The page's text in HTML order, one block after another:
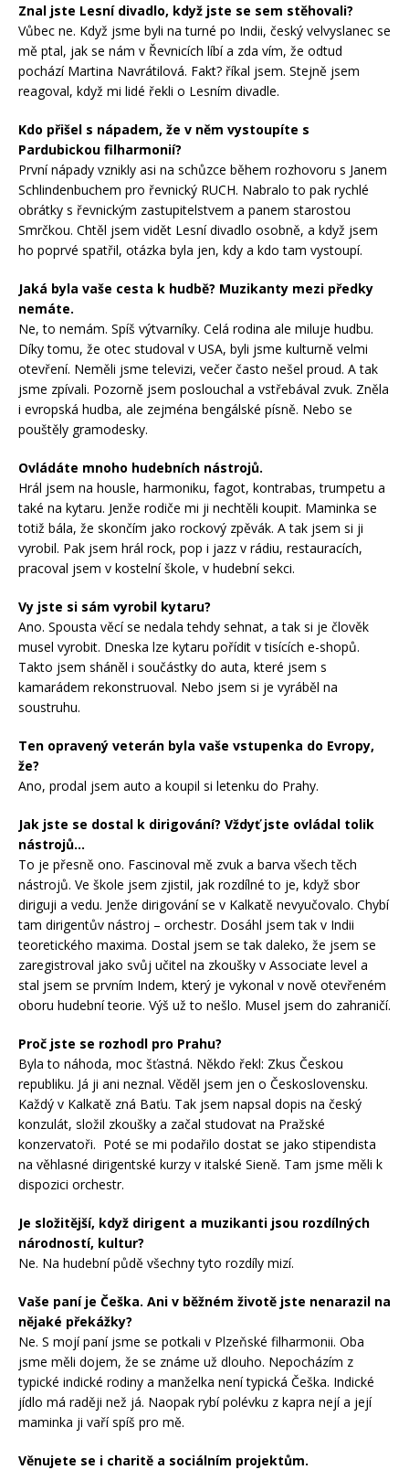
Znal jste Lesní divadlo, když jste se sem stěhovali?
Vůbec ne. Když jsme byli na turné po Indii, český velvyslanec se
mě ptal, jak se nám v Řevnicích líbí a zda vím, že odtud
pochází Martina Navrátilová. Fakt? říkal jsem. Stejně jsem
reagoval, když mi lidé řekli o Lesním divadle.
Kdo přišel s nápadem, že v něm vystoupíte s
Pardubickou filharmonií?
První nápady vznikly asi na schůzce během rozhovoru s Janem
Schlindenbuchem pro řevnický RUCH. Nabralo to pak rychlé
obrátky s řevnickým zastupitelstvem a panem starostou
Smrčkou. Chtěl jsem vidět Lesní divadlo osobně, a když jsem
ho poprvé spatřil, otázka byla jen, kdy a kdo tam vystoupí.
Jaká byla vaše cesta k hudbě? Muzikanty mezi předky
nemáte.
Ne, to nemám. Spíš výtvarníky. Celá rodina ale miluje hudbu.
Díky tomu, že otec studoval v USA, byli jsme kulturně velmi
otevření. Neměli jsme televizi, večer často nešel proud. A tak
jsme zpívali. Pozorně jsem poslouchal a vstřebával zvuk. Zněla
i evropská hudba, ale zejména bengálské písně. Nebo se
pouštěly gramodesky.
Ovládáte mnoho hudebních nástrojů.
Hrál jsem na housle, harmoniku, fagot, kontrabas, trumpetu a
také na kytaru. Jenže rodiče mi ji nechtěli koupit. Maminka se
totiž bála, že skončím jako rockový zpěvák. A tak jsem si ji
vyrobil. Pak jsem hrál rock, pop i jazz v rádiu, restauracích,
pracoval jsem v kostelní škole, v hudební sekci.
Vy jste si sám vyrobil kytaru?
Ano. Spousta věcí se nedala tehdy sehnat, a tak si je člověk
musel vyrobit. Dneska lze kytaru pořídit v tisících e-shopů.
Takto jsem sháněl i součástky do auta, které jsem s
kamarádem rekonstruoval. Nebo jsem si je vyráběl na
soustruhu.
Ten opravený veterán byla vaše vstupenka do Evropy,
že?
Ano, prodal jsem auto a koupil si letenku do Prahy.
Jak jste se dostal k dirigování? Vždyť jste ovládal tolik
nástrojů…
To je přesně ono. Fascinoval mě zvuk a barva všech těch
nástrojů. Ve škole jsem zjistil, jak rozdílné to je, když sbor
diriguji a vedu. Jenže dirigování se v Kalkatě nevyučovalo. Chybí
tam dirigentův nástroj – orchestr. Dosáhl jsem tak v Indii
teoretického maxima. Dostal jsem se tak daleko, že jsem se
zaregistroval jako svůj učitel na zkoušky v Associate level a
stal jsem se prvním Indem, který je vykonal v nově otevřeném
oboru hudební teorie. Výš už to nešlo. Musel jsem do zahraničí.
Proč jste se rozhodl pro Prahu?
Byla to náhoda, moc šťastná. Někdo řekl: Zkus Českou
republiku. Já ji ani neznal. Věděl jsem jen o Československu.
Každý v Kalkatě zná Baťu. Tak jsem napsal dopis na český
konzulát, složil zkoušky a začal studovat na Pražské
konzervatoři. Poté se mi podařilo dostat se jako stipendista
na věhlasné dirigentské kurzy v italské Sieně. Tam jsme měli k
dispozici orchestr.
Je složitější, když dirigent a muzikanti jsou rozdílných
národností, kultur?
Ne. Na hudební půdě všechny tyto rozdíly mizí.
Vaše paní je Češka. Ani v běžném životě jste nenarazil na
nějaké překážky?
Ne. S mojí paní jsme se potkali v Plzeňské filharmonii. Oba
jsme měli dojem, že se známe už dlouho. Nepocházím z
typické indické rodiny a manželka není typická Češka. Indické
jídlo má raději než já. Naopak rybí polévku z kapra nejí a její
maminka ji vaří spíš pro mě.
Věnujete se i charitě a sociálním projektům.